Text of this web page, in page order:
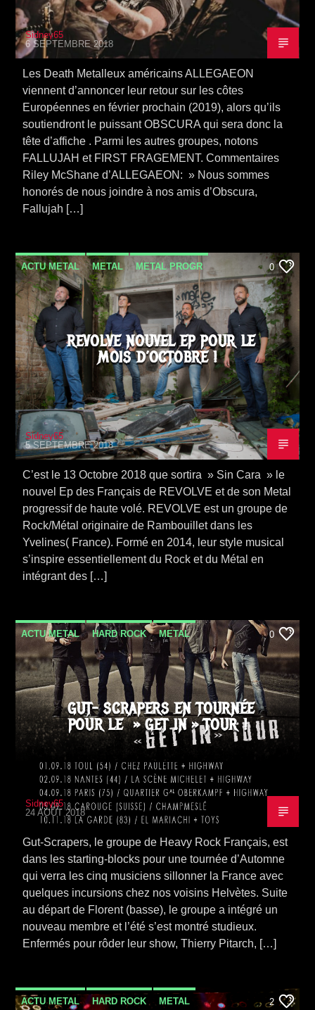
Sidney65
6 SEPTEMBRE 2018
Les Death Metalleux américains ALLEGAEON
viennent d’annoncer leur retour sur les côtes
Européennes en février prochain (2019), alors qu’ils
soutiendront le puissant OBSCURA qui sera donc la
tête d’affiche . Parmi les autres groupes, notons
FALLUJAH et FIRST FRAGEMENT. Commentaires
Riley McShane d’ALLEGAEON: » Nous sommes
honorés de nous joindre à nos amis d’Obscura,
Fallujah […]
ACTU METAL METAL METAL PROGR
NEWS SORTIE ALBUM
0
REVOLVE NOUVEL EP POUR LE
MOIS D’OCTOBRE !
Sidney65
5 SEPTEMBRE 2018
C’est le 13 Octobre 2018 que sortira » Sin Cara » le
nouvel Ep des Français de REVOLVE et de son Metal
progressif de haute volé. REVOLVE est un groupe de
Rock/Métal originaire de Rambouillet dans les
Yvelines( France). Formé en 2014, leur style musical
s’inspire essentiellement du Rock et du Métal en
intégrant des […]
ACTU METAL HARD ROCK METAL
NEWS TOURNÉE
0
GUT- SCRAPERS EN TOURNÉE
POUR LE » GET IN » TOUR !
Sidney65
24 AOÛT 2018
Gut-Scrapers, le groupe de Heavy Rock Français, est
dans les starting-blocks pour une tournée d’Automne
qui verra les cinq musiciens sillonner la France avec
quelques incursions chez nos voisins Helvètes. Suite
au départ de Florent (basse), le groupe a intégré un
nouveau membre et l’été s’est montré studieux.
Enfermés pour rôder leur show, Thierry Pitarch, […]
ACTU METAL HARD ROCK METAL 2